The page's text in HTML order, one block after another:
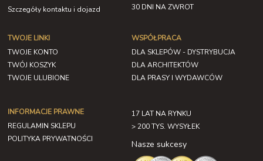
Szczegóły kontaktu i dojazd
30 DNI NA ZWROT
TWOJE LINKI
TWOJE KONTO
TWÓJ KOSZYK
TWOJE ULUBIONE
INFORMACJE PRAWNE
REGULAMIN SKLEPU
POLITYKA PRYWATNOŚCI
WSPÓŁPRACA
DLA SKLEPÓW - DYSTRYBUCJA
DLA ARCHITEKTÓW
DLA PRASY I WYDAWCÓW
17 LAT NA RYNKU
> 200 TYS. WYSYŁEK
Nasze sukcesy